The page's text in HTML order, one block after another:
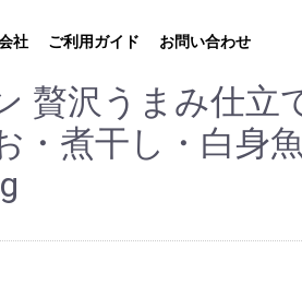
社 ご利用ガイド お問い合わせ
贅沢うまみ仕立
・煮干し・白身